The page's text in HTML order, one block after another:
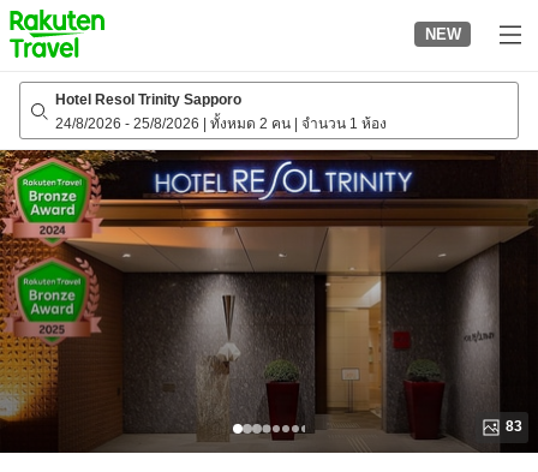
to
top
page
NEW
Hotel Resol Trinity Sapporo
24/8/2026 - 25/8/2026 ทั้งหมด 2 คน จำนวน 1 ห้อง
83